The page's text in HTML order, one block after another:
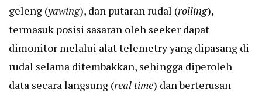
geleng (yawing), dan putaran rudal (rolling),
termasuk posisi sasaran oleh seeker dapat
dimonitor melalui alat telemetry yang dipasang di
rudal selama ditembakkan, sehingga diperoleh
data secara langsung (real time) dan berterusan